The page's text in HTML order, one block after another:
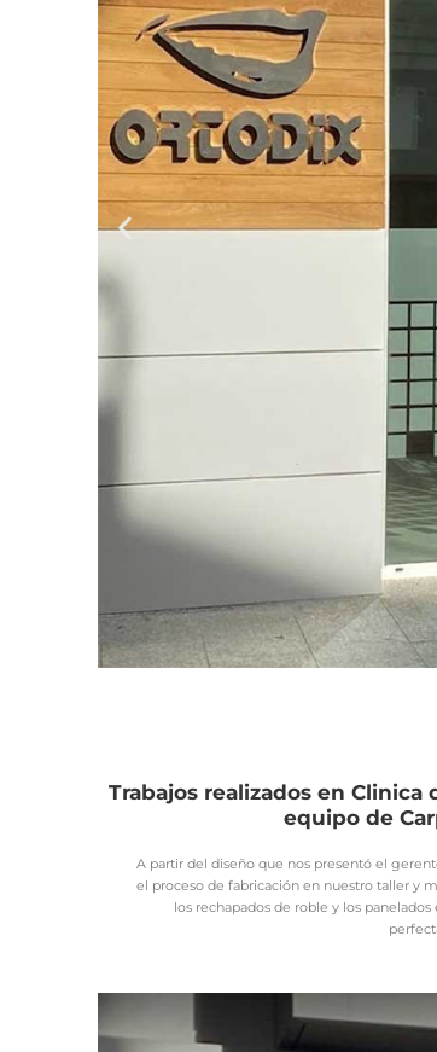
Trabajos realizados en
equipo de
A partir del diseño que nos presentó el
el proceso de fabricación en nuestro taller y
los rechapados de roble y los